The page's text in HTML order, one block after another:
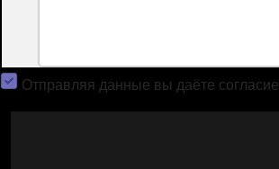
Отправляя данные вы даёте